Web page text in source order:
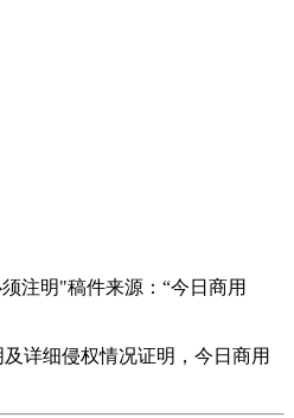
注明"稿件来源：“今日商用
详细侵权情况证明，今日商用